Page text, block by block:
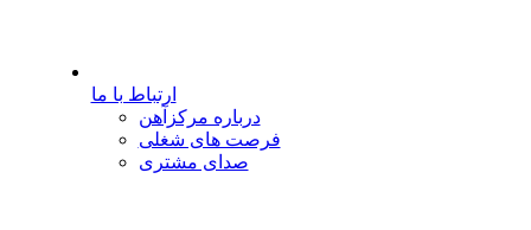
ارتباط با ما
درباره مرکزآهن
فرصت های شغلی
صدای مشتری